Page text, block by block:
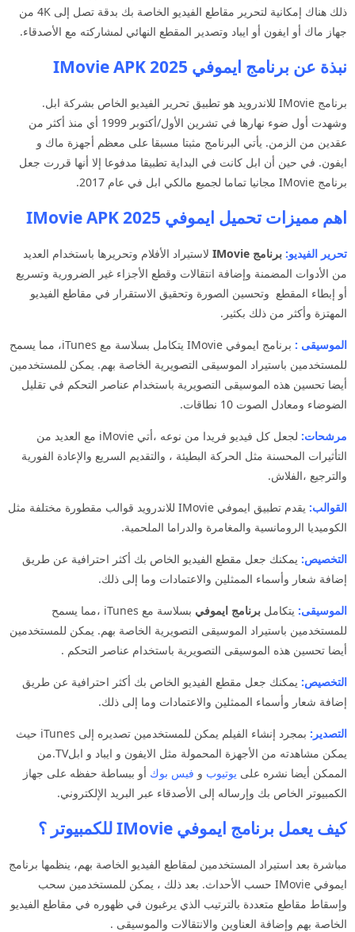
ذلك هناك إمكانية لتحرير مقاطع الفيديو الخاصة بك بدقة تصل إلى 4K من
جهاز ماك أو ايفون أو ايباد وتصدير المقطع النهائي لمشاركته مع الأصدقاء.
نبذة عن برنامج ايموفي 2025 IMovie APK
برنامج IMovie للاندرويد هو تطبيق تحرير الفيديو الخاص بشركة ابل.
وشهدت أول ضوء نهارها في تشرين الأول/أكتوبر 1999 أي منذ أكثر من
عقدين من الزمن. يأتي البرنامج مثبتا مسبقا على معظم أجهزة ماك و
ايفون. في حين أن ابل كانت في البداية تطبيقا مدفوعا إلا أنها قررت جعل
برنامج IMovie مجانيا تماما لجميع مالكي ابل في عام 2017.
اهم مميزات تحميل ايموفي 2025 IMovie APK
تحرير الفيديو: برنامج IMovie
لاستيراد الأفلام وتحريرها باستخدام العديد
من الأدوات المضمنة وإضافة انتقالات وقطع الأجزاء غير الضرورية وتسريع
أو إبطاء المقطع وتحسين الصورة وتحقيق الاستقرار في مقاطع الفيديو
المهتزة وأكثر من ذلك بكثير.
الموسيقى :
برنامج ايموفي IMovie يتكامل بسلاسة مع iTunes، مما يسمح
للمستخدمين باستيراد الموسيقى التصويرية الخاصة بهم. يمكن للمستخدمين
أيضا تحسين هذه الموسيقى التصويرية باستخدام عناصر التحكم في تقليل
الضوضاء ومعادل الصوت 10 نطاقات.
مرشحات:
لجعل كل فيديو فريدا من نوعه ،أتي iMovie مع العديد من
التأثيرات المحسنة مثل الحركة البطيئة ، والتقديم السريع والإعادة الفورية
والترجيع ،الفلاش.
القوالب:
يقدم تطبيق ايموفي IMovie للاندرويد قوالب مقطورة مختلفة مثل
الكوميديا الرومانسية والمغامرة والدراما الملحمية.
التخصيص: يمكنك جعل مقطع الفيديو الخاص بك أكثر احترافية عن طريق
إضافة شعار وأسماء الممثلين والاعتمادات وما إلى ذلك.
الموسيقى: يتكامل برنامج ايموفي
بسلاسة مع iTunes ،مما يسمح
للمستخدمين باستيراد الموسيقى التصويرية الخاصة بهم. يمكن للمستخدمين
أيضا تحسين هذه الموسيقى التصويرية باستخدام عناصر التحكم .
التخصيص: يمكنك جعل مقطع الفيديو الخاص بك أكثر احترافية عن طريق
إضافة شعار وأسماء الممثلين والاعتمادات وما إلى ذلك.
التصدير:
بمجرد إنشاء الفيلم يمكن للمستخدمين تصديره إلى iTunes حيث
يمكن مشاهدته من الأجهزة المحمولة مثل الايفون و ايباد و ابلTV.من
الممكن أيضا نشره على يوتيوب و فيس بوك أو ببساطة حفظه على جهاز
الكمبيوتر الخاص بك وإرساله إلى الأصدقاء عبر البريد الإلكتروني.
كيف يعمل برنامج ايموفي
مباشرة بعد استيراد المستخدمين لمقاطع الفيديو الخاصة بهم، ينظمها برنامج
ايموفي IMovie حسب الأحداث. بعد ذلك ، يمكن للمستخدمين سحب
وإسقاط مقاطع متعددة بالترتيب الذي يرغبون في ظهوره في مقاطع الفيديو
الخاصة بهم وإضافة العناوين والانتقالات والموسيقى .